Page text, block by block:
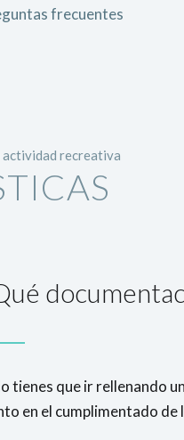
frecuentes
recreativa
tienes que ir rellenando
en el cumplimentado de